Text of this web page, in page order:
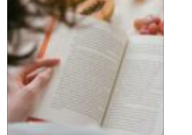
textil...